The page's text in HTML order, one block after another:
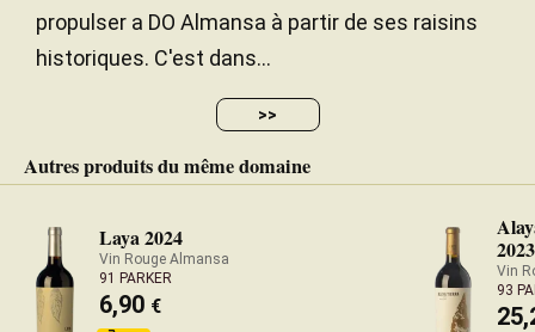
propulser a DO Almansa à partir de ses raisins
historiques. C'est dans...
>>
Autres produits du même domaine
Laya 2024
Vin Rouge Almansa
91 PARKER
6,90 €
2023
Vin
93